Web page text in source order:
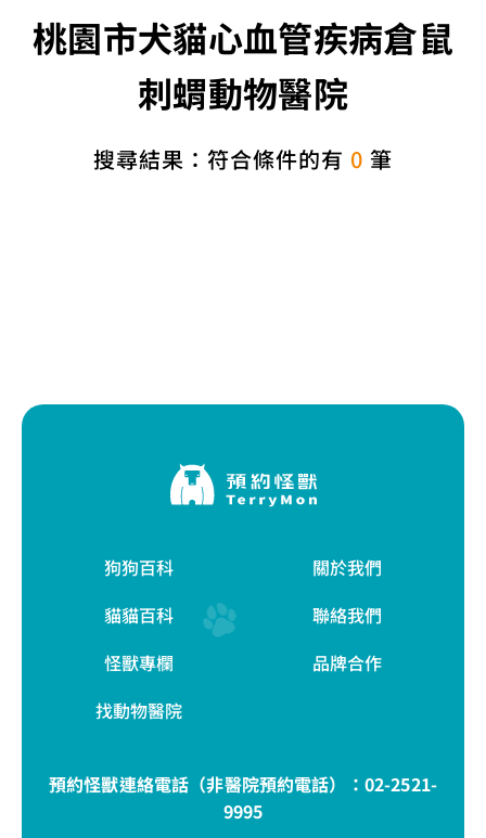
桃園市犬貓心血管疾病倉鼠
刺蝟動物醫院
搜尋結果：符合條件的有 0 筆
狗狗百科
貓貓百科
怪獸專欄
找動物醫院
關於我們
聯絡我們
品牌合作
預約怪獸連絡電話（非醫院預約電話）： 02-2521-
9995